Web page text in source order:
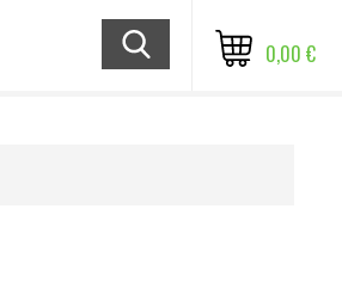
0,00 €